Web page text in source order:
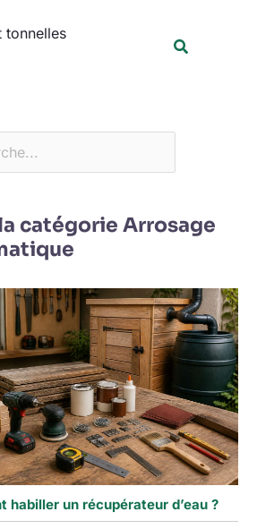
tonnelles
catégorie Arrosage
habiller un récupérateur d’eau ?